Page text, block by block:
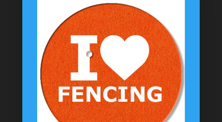
Coussinets Personnalisés
T-shirts
Chaussettes
Goodies
Informations
Messagerie Facebook